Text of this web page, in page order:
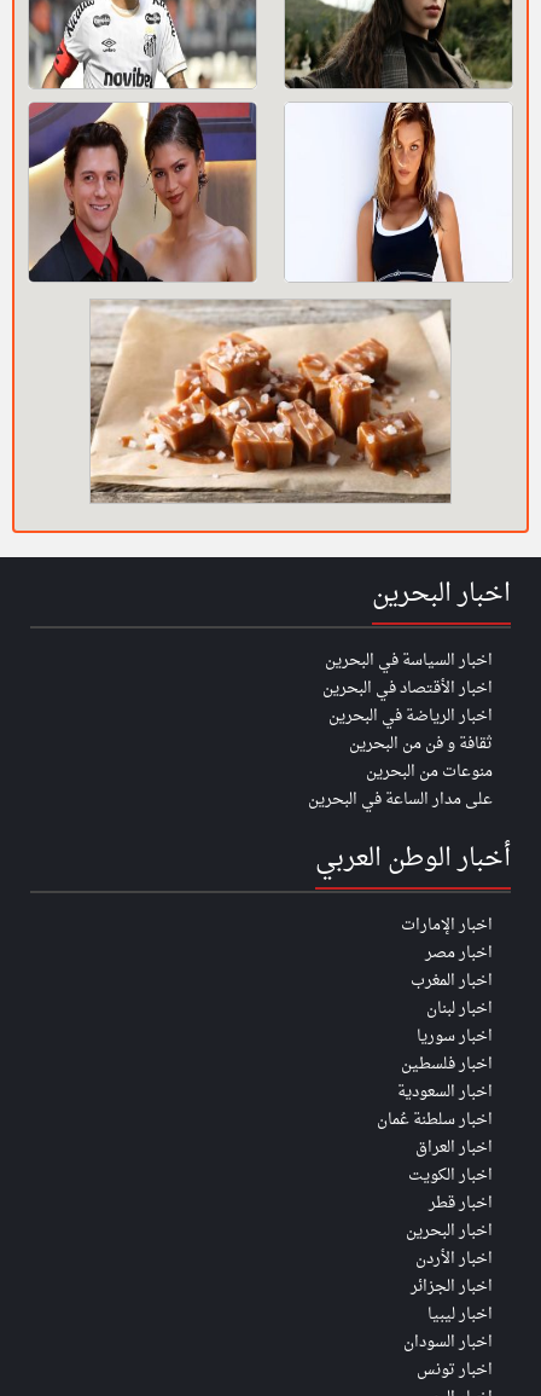
اخبار البحرين
اخبار السياسة في البحرين
اخبار الأقتصاد في البحرين
اخبار الرياضة في البحرين
ثقافة و فن من البحرين
منوعات من البحرين
على مدار الساعة في البحرين
أخبار الوطن العربي
اخبار الإمارات
اخبار مصر
اخبار المغرب
اخبار لبنان
اخبار سوريا
اخبار فلسطين
اخبار السعودية
اخبار سلطنة عُمان
اخبار العراق
اخبار الكويت
اخبار قطر
اخبار البحرين
اخبار الأردن
اخبار الجزائر
اخبار ليبيا
اخبار السودان
اخبار تونس